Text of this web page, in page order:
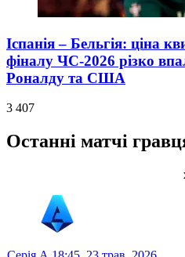
Іспанія – Бельгія: ціна
фіналу ЧС-2026 різко
Роналду та США
3 407
Останні матчі